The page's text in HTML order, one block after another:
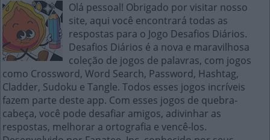
Olá pessoal! Obrigado por visitar nosso
site, aqui você encontrará todas as
respostas para o Jogo Desafios Diários.
Desafios Diários é a nova e maravilhosa
coleção de jogos de palavras, com jogos
como Crossword, Word Search, Password, Hashtag,
Cladder, Sudoku e Tangle. Todos esses jogos incríveis
fazem parte deste app. Com esses jogos de quebra-
cabeça, você pode desafiar amigos, adivinhar as
respostas, melhorar a ortografia e vencê-los.